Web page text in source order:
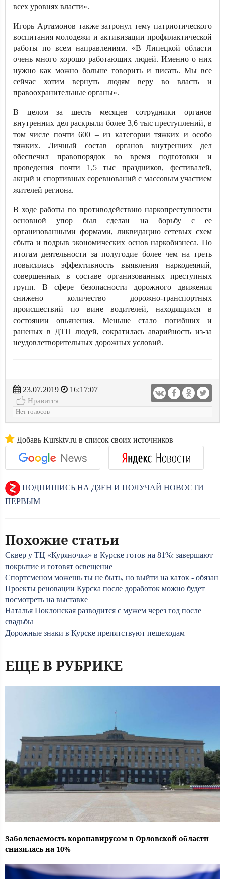
всех уровнях власти».
Игорь Артамонов также затронул тему патриотического
воспитания молодежи и активизации профилактической
работы по всем направлениям. «В Липецкой области
очень много хорошо работающих людей. Именно о них
нужно как можно больше говорить и писать. Мы все
сейчас хотим вернуть людям веру во власть и
правоохранительные органы».
В целом за шесть месяцев сотрудники органов
внутренних дел раскрыли более 3,6 тыс преступлений, в
том числе почти 600 – из категории тяжких и особо
тяжких. Личный состав органов внутренних дел
обеспечил правопорядок во время подготовки и
проведения почти 1,5 тыс праздников, фестивалей,
акций и спортивных соревнований с массовым участием
жителей региона.
В ходе работы по противодействию наркопреступности
основной упор был сделан на борьбу с ее
организованными формами, ликвидацию сетевых схем
сбыта и подрыв экономических основ наркобизнеса. По
итогам деятельности за полугодие более чем на треть
повысилась эффективность выявления наркодеяний,
совершенных в составе организованных преступных
групп. В сфере безопасности дорожного движения
снижено количество дорожно-транспортных
происшествий по вине водителей, находящихся в
состоянии опьянения. Меньше стало погибших и
раненых в ДТП людей, сократилась аварийность из-за
неудовлетворительных дорожных условий.
23.07.2019
16:17:07
Нравится
Нет голосов
Добавь Kursktv.ru в список своих источников
ПОДПИШИСЬ НА ДЗЕН И ПОЛУЧАЙ НОВОСТИ
ПЕРВЫМ
Похожие статьи
Сквер у ТЦ «Куряночка» в Курске готов на 81%: завершают
покрытие и готовят освещение
Спортсменом можешь ты не быть, но выйти на каток - обязан
Проекты реновации Курска после доработок можно будет
посмотреть на выставке
Наталья Поклонская разводится с мужем через год после
свадьбы
Дорожные знаки в Курске препятствуют пешеходам
ЕЩЕ В РУБРИКЕ
Заболеваемость коронавирусом в Орловской области
снизилась на 10%